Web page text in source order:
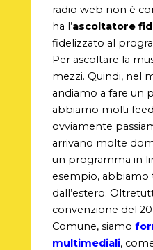
radio web non è
ha l’ascoltatore
fidelizzato al
Per ascoltare la
mezzi. Quindi, nel
andiamo a fare un
abbiamo molti
ovviamente
arrivano molte
un programma in
esempio, abbiamo
dall’estero.
convenzione del
Comune, siamo
multimediali,